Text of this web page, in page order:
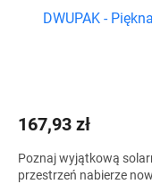
DWUPAK -
167,93 zł
Poznaj wyjątkową
przestrzeń nabierze